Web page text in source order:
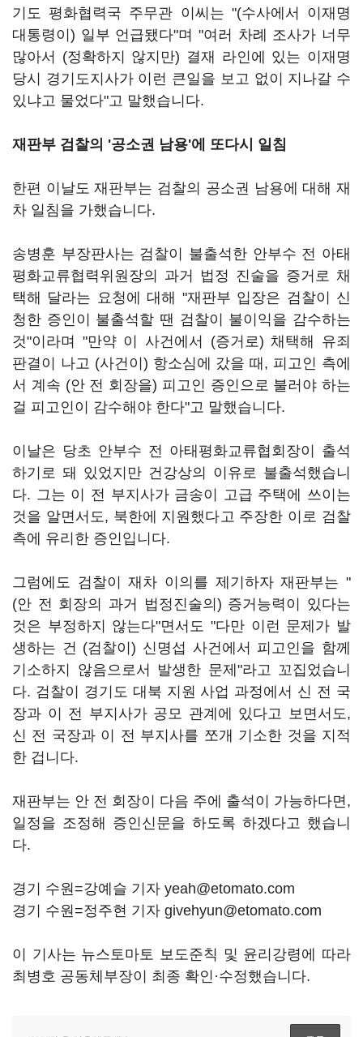
기도 평화협력국 주무관 이씨는 "(수사에서 이재명
대통령이) 일부 언급됐다"며 "여러 차례 조사가 너무
많아서 (정확하지 않지만) 결재 라인에 있는 이재명
당시 경기도지사가 이런 큰일을 보고 없이 지나갈 수
있냐고 물었다"고 말했습니다.
재판부 검찰의 '공소권 남용'에 또다시 일침
한편 이날도 재판부는 검찰의 공소권 남용에 대해 재
차 일침을 가했습니다.
송병훈 부장판사는 검찰이 불출석한 안부수 전 아태
평화교류협력위원장의 과거 법정 진술을 증거로 채
택해 달라는 요청에 대해 "재판부 입장은 검찰이 신
청한 증인이 불출석할 땐 검찰이 불이익을 감수하는
것"이라며 "만약 이 사건에서 (증거로) 채택해 유죄
판결이 나고 (사건이) 항소심에 갔을 때, 피고인 측에
서 계속 (안 전 회장을) 피고인 증인으로 불러야 하는
걸 피고인이 감수해야 한다"고 말했습니다.
이날은 당초 안부수 전 아태평화교류협회장이 출석
하기로 돼 있었지만 건강상의 이유로 불출석했습니
다. 그는 이 전 부지사가 금송이 고급 주택에 쓰이는
것을 알면서도, 북한에 지원했다고 주장한 이로 검찰
측에 유리한 증인입니다.
그럼에도 검찰이 재차 이의를 제기하자 재판부는 "
(안 전 회장의 과거 법정진술의) 증거능력이 있다는
것은 부정하지 않는다"면서도 "다만 이런 문제가 발
생하는 건 (검찰이) 신명섭 사건에서 피고인을 함께
기소하지 않음으로서 발생한 문제"라고 꼬집었습니
다. 검찰이 경기도 대북 지원 사업 과정에서 신 전 국
장과 이 전 부지사가 공모 관계에 있다고 보면서도,
신 전 국장과 이 전 부지사를 쪼개 기소한 것을 지적
한 겁니다.
재판부는 안 전 회장이 다음 주에 출석이 가능하다면,
일정을 조정해 증인신문을 하도록 하겠다고 했습니
다.
경기 수원=강예슬 기자 yeah@etomato.com
경기 수원=정주현 기자 givehyun@etomato.com
이 기사는 뉴스토마토 보도준칙 및 윤리강령에 따라
최병호 공동체부장이 최종 확인·수정했습니다.